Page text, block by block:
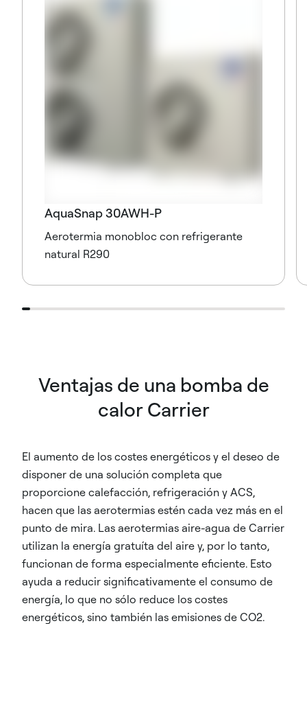
AquaSnap 30AWH-P
Aerotermia monobloc con refrigerante
natural R290
Ventajas de una bomba de
calor Carrier
El aumento de los costes energéticos y el deseo de
disponer de una solución completa que
proporcione calefacción, refrigeración y ACS,
hacen que las aerotermias estén cada vez más en el
punto de mira. Las aerotermias aire-agua de Carrier
utilizan la energía gratuíta del aire y, por lo tanto,
funcionan de forma especialmente eficiente. Esto
ayuda a reducir significativamente el consumo de
energía, lo que no sólo reduce los costes
energéticos, sino también las emisiones de CO2.